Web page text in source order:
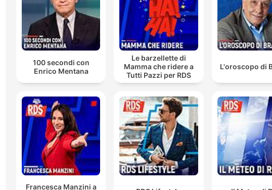
100 secondi con
Enrico Mentana
Le barzellette di
Mamma che ridere a
Tutti Pazzi per RDS
L'oroscopo di
Francesca Manzini a